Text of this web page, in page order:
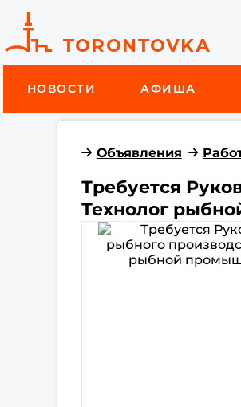
НОВОСТИ АФИША
Объявления
Требуется
Технолог